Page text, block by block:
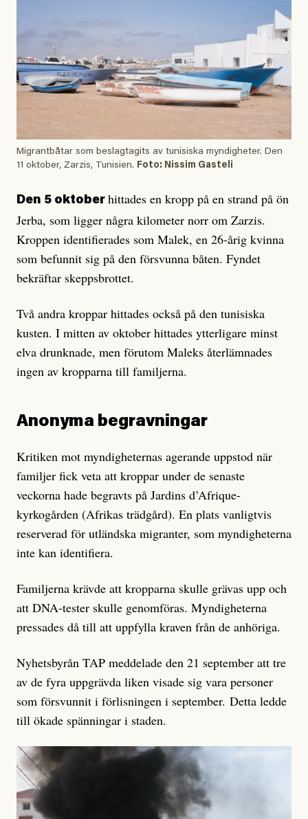
Migrantbåtar som beslagtagits av tunisiska myndigheter. Den
11 oktober, Zarzis, Tunisien. Foto: Nissim Gasteli
Den 5 oktober hittades en kropp på en strand på ön
Jerba, som ligger några kilometer norr om Zarzis.
Kroppen identifierades som Malek, en 26-årig kvinna
som befunnit sig på den försvunna båten. Fyndet
bekräftar skeppsbrottet.
Två andra kroppar hittades också på den tunisiska
kusten. I mitten av oktober hittades ytterligare minst
elva drunknade, men förutom Maleks återlämnades
ingen av kropparna till familjerna.
Anonyma begravningar
Kritiken mot myndigheternas agerande uppstod när
familjer fick veta att kroppar under de senaste
veckorna hade begravts på Jardins d’Afrique-
kyrkogården (Afrikas trädgård). En plats vanligtvis
reserverad för utländska migranter, som myndigheterna
inte kan identifiera.
Familjerna krävde att kropparna skulle grävas upp och
att DNA-tester skulle genomföras. Myndigheterna
pressades då till att uppfylla kraven från de anhöriga.
Nyhetsbyrån TAP meddelade den 21 september att tre
av de fyra uppgrävda liken visade sig vara personer
som försvunnit i förlisningen i september. Detta ledde
till ökade spänningar i staden.